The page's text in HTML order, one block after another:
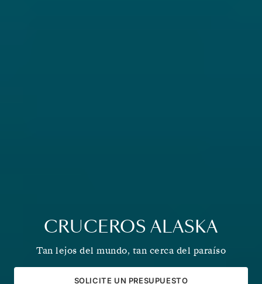
CRUCEROS ALASKA
Tan lejos del mundo, tan cerca del paraíso
SOLICITE UN PRESUPUESTO